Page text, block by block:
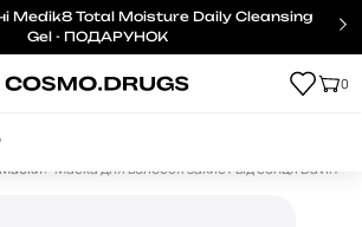
Medik8 Total Moisture Daily Cleansing
Gel - ПОДАРУНОК
0
Маски Маска для волосся захист від сонця